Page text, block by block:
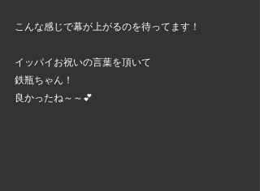
こんな感じで幕が上がるのを待ってます！
イッパイお祝いの言葉を頂いて
鉄瓶ちゃん！
良かったね～～💕